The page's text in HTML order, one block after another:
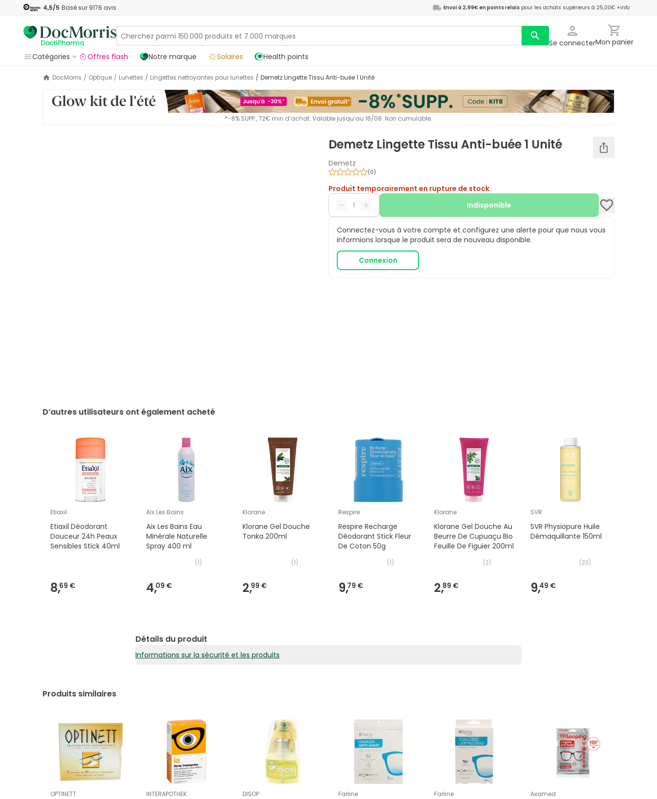
4,5/5 Basé sur 9176 avis Envoi à 2,99€ en points relais pour les achats supérieurs à 25,00€ +info
Se connecterMon panier
Catégories
Offres flash Notre marque Solaires Health points
DocMorris / Optique / Lunettes / Lingettes nettoyantes pour lunettes / Demetz Lingette Tissu Anti-buée 1 Unité
*-8% SUPP., 72€ min d’achat. Valable jusqu’au 16/08. Non cumulable.
Demetz Lingette Tissu Anti-buée 1 Unité
Demetz
(0)
Produit temporairement en rupture de stock
Indisponible
Connectez-vous à votre compte et configurez une alerte pour que nous vous
informions lorsque le produit sera de nouveau disponible.
Connexion
D’autres utilisateurs ont également acheté
Etiaxil
Etiaxil Déodorant
Douceur 24h Peaux
Sensibles Stick 40ml
8,69 €
Aix Les Bains
Aix Les Bains Eau
Minérale Naturelle
Spray 400 ml
(1)
4,09 €
Klorane
Klorane Gel Douche
Tonka 200ml
(1)
2,99 €
Respire
Respire Recharge
Déodorant Stick Fleur
De Coton 50g
(1)
9,79 €
Klorane
Klorane Gel Douche Au
Beurre De Cupuaçu Bio
Feuille De Figuier 200ml
(2)
2,89 €
SVR
SVR Physiopure Huile
Démaquillante 150ml
(23)
9,49 €
Détails du produit
Informations sur la sécurité et les produits
Produits similaires
OPTINETT INTERAPOTHEK DISOP Farline Farline Axamed